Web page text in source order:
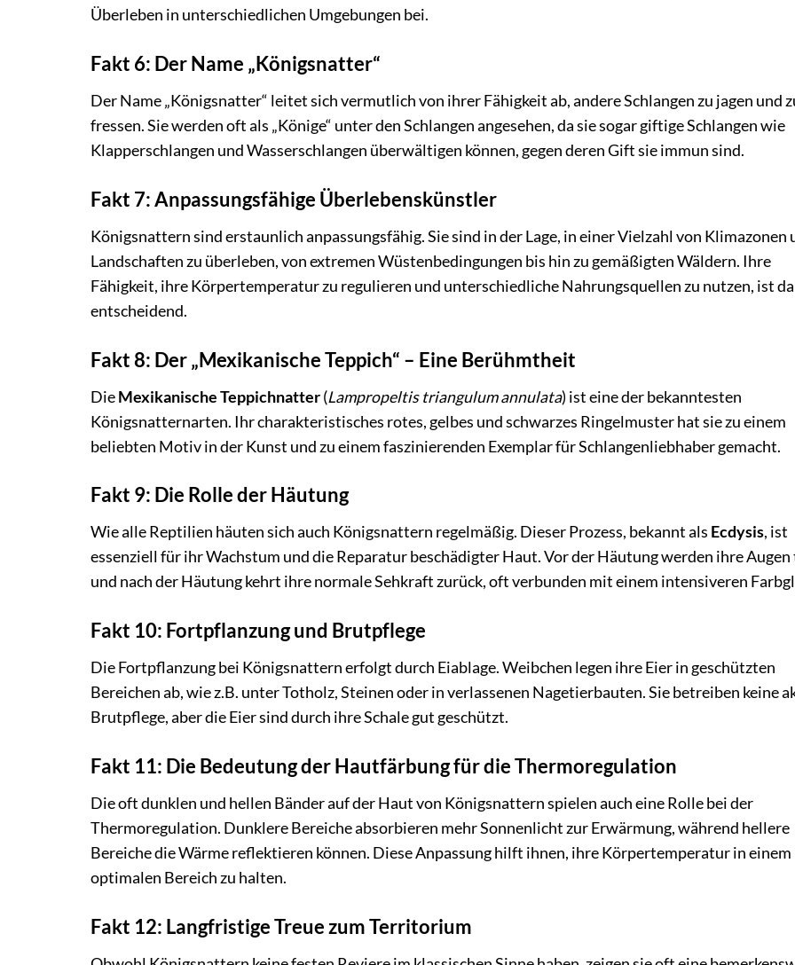
Überleben in unterschiedlichen Umgebungen bei.
Fakt 6: Der Name „Königsnatter“
Der Name „Königsnatter“ leitet sich vermutlich von ihrer Fähigkeit ab, andere Schlangen zu jagen und
fressen. Sie werden oft als „Könige“ unter den Schlangen angesehen, da sie sogar giftige Schlangen wie
Klapperschlangen und Wasserschlangen überwältigen können, gegen deren Gift sie immun sind.
Fakt 7: Anpassungsfähige Überlebenskünstler
Königsnattern sind erstaunlich anpassungsfähig. Sie sind in der Lage, in einer Vielzahl von Klimazonen
Landschaften zu überleben, von extremen Wüstenbedingungen bis hin zu gemäßigten Wäldern. Ihre
Fähigkeit, ihre Körpertemperatur zu regulieren und unterschiedliche Nahrungsquellen zu nutzen, ist
entscheidend.
Fakt 8: Der „Mexikanische Teppich“ – Eine Berühmtheit
DieMexikanische Teppichnatter(Lampropeltis triangulum annulata) ist eine der bekanntesten
Königsnatternarten. Ihr charakteristisches rotes, gelbes und schwarzes Ringelmuster hat sie zu einem
beliebten Motiv in der Kunst und zu einem faszinierenden Exemplar für Schlangenliebhaber gemacht.
Fakt 9: Die Rolle der Häutung
Wie alle Reptilien häuten sich auch Königsnattern regelmäßig. Dieser Prozess, bekannt als Ecdysis, ist
essenziell für ihr Wachstum und die Reparatur beschädigter Haut. Vor der Häutung werden ihre Augen
und nach der Häutung kehrt ihre normale Sehkraft zurück, oft verbunden mit einem intensiveren
Fakt 10: Fortpflanzung und Brutpflege
Die Fortpflanzung bei Königsnattern erfolgt durch Eiablage. Weibchen legen ihre Eier in geschützten
Bereichen ab, wie z.B. unter Totholz, Steinen oder in verlassenen Nagetierbauten. Sie betreiben keine
Brutpflege, aber die Eier sind durch ihre Schale gut geschützt.
Fakt 11: Die Bedeutung der Hautfärbung für die Thermoregulation
Die oft dunklen und hellen Bänder auf der Haut von Königsnattern spielen auch eine Rolle bei der
Thermoregulation. Dunklere Bereiche absorbieren mehr Sonnenlicht zur Erwärmung, während hellere
Bereiche die Wärme reflektieren können. Diese Anpassung hilft ihnen, ihre Körpertemperatur in einem
optimalen Bereich zu halten.
Fakt 12: Langfristige Treue zum Territorium